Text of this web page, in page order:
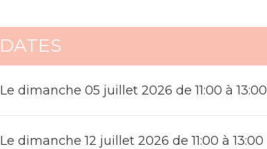
DATES
Le dimanche 05 juillet 2026 de 11:00 à 13:00
Le dimanche 12 juillet 2026 de 11:00 à 13:00